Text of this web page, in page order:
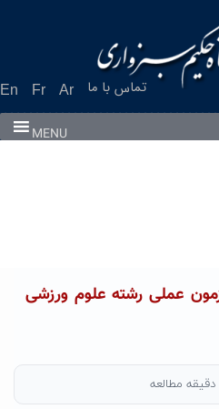
En Fr Ar تماس با ما
MENU
عملی رشته علوم ورزشی